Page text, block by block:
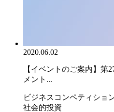
2020.06.02
【イベントのご案内】第
メント...
ビジネスコンペティショ
社会的投資